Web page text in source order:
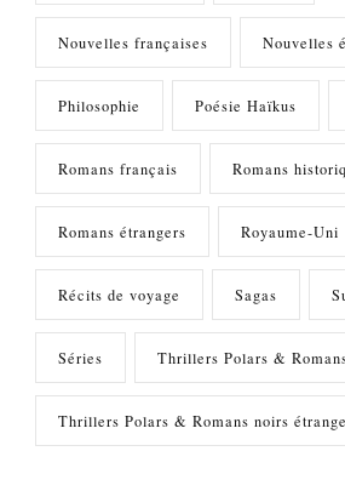
Nouvelles françaises Nouvelles
Philosophie Poésie Haïkus
Romans français Romans
Romans étrangers Royaume-Uni
Récits de voyage Sagas
Séries Thrillers Polars &
Thrillers Polars & Romans noirs